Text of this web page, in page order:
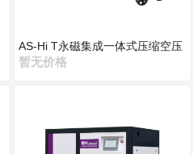
AS-Hi T永磁集成一体式压缩空压
机
暂无价格